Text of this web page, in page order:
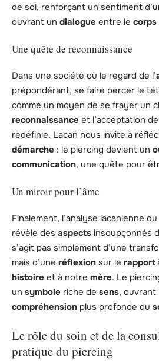
de soi, renforçant un sentiment d’
ouvrant un dialogue entre le corps
Une quête de reconnaissance
Dans une société où le regard de l’
prépondérant, se faire percer le
comme un moyen de se frayer un
reconnaissance et l’acceptation
redéfinie. Lacan nous invite à
démarche : le piercing devient un
communication, une quête pour
Un miroir pour l’âme
Finalement, l’analyse lacanienne
révèle des aspects insoupçonnés
s’agit pas simplement d’une
mais d’une réflexion sur le rapport
histoire et à notre mère. Le
un symbole riche de sens, ouvrant
compréhension plus profonde du
Le rôle du soin et de la
pratique du piercing